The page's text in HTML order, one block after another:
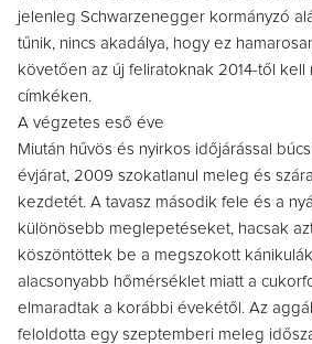
jelenleg Schwarzenegger kormányzó
tűnik, nincs akadálya, hogy ez
követően az új feliratoknak 2014-től kell
címkéken.
A végzetes eső éve
Miután hűvös és nyirkos időjárással
évjárat, 2009 szokatlanul meleg és
kezdetét. A tavasz második fele és a
különösebb meglepetéseket, hacsak
köszöntöttek be a megszokott
alacsonyabb hőmérséklet miatt a
elmaradtak a korábbi évekétől. Az
feloldotta egy szeptemberi meleg